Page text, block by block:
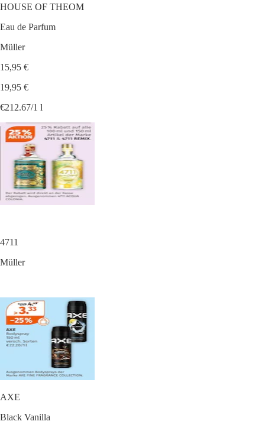
HOUSE OF THEOM
Eau de Parfum
Müller
15,95 €
19,95 €
€212.67/1 l
4711
Müller
AXE
Black Vanilla